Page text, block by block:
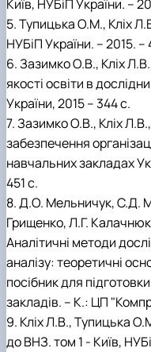
Київ, НУБіП України. –
5. Тупицька О.М., Кліх
НУБіП України. – 2015. –
6. Зазимко О.В., Кліх
якості освіти в
України, 2015 – 344 с.
7. Зазимко О.В., Кліх
забезпечення
навчальних закладах
451 с.
8. Д.О. Мельничук, С.Д.
Грищенко, Л.Г.
Аналітичні методи
аналізу: теоретичні
посібник для
закладів. – К.: ЦП
9. Кліх Л.В., Тупицька
до ВНЗ. том 1 - Київ,